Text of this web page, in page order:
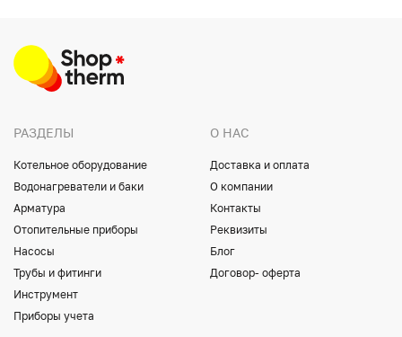
РАЗДЕЛЫ
Котельное оборудование
Водонагреватели и баки
Арматура
Отопительные приборы
Насосы
Трубы и фитинги
Инструмент
Приборы учета
О НАС
Доставка и оплата
О компании
Контакты
Реквизиты
Блог
Договор- оферта